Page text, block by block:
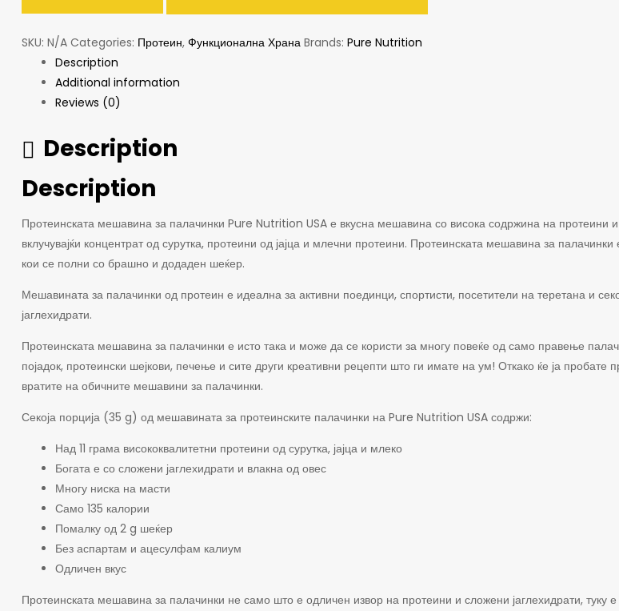
SKU: N/A Categories: Протеин, Функционална Храна Brands: Pure Nutrition
Description
Additional information
Reviews (0)
Description
Description
Протеинската мешавина за палачинки Pure Nutrition USA е вкусна мешавина со висока содржина на протеини
вклучувајќи концентрат од сурутка, протеини од јајца и млечни протеини. Протеинската мешавина за
кои се полни со брашно и додаден шеќер.
Мешавината за палачинки од протеин е идеална за активни поединци, спортисти, посетители на теретана и
јаглехидрати.
Протеинската мешавина за палачинки е исто така и може да се користи за многу повеќе од само правење
појадок, протеински шејкови, печење и сите други креативни рецепти што ги имате на ум! Откако ќе ја
вратите на обичните мешавини за палачинки.
Секоја порција (35 g) од мешавината за протеинските палачинки на Pure Nutrition USA содржи:
Над 11 грама висококвалитетни протеини од сурутка, јајца и млеко
Богата е со сложени јаглехидрати и влакна од овес
Многу ниска на масти
Само 135 калории
Помалку од 2 g шеќер
Без аспартам и ацесулфам калиум
Одличен вкус
Протеинската мешавина за палачинки не само што е одличен извор на протеини и сложени јаглехидрати, туку